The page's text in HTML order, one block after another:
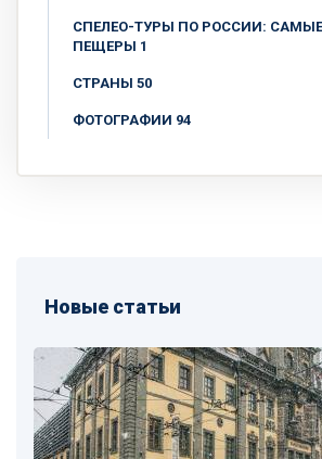
СПЕЛЕО-ТУРЫ ПО РОССИИ:
ПЕЩЕРЫ 1
СТРАНЫ 50
ФОТОГРАФИИ 94
Новые статьи